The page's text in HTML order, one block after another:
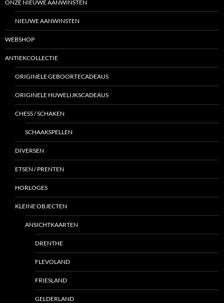
ONZE NIEUWE AANWINSTEN
NIEUWE AANWINSTEN
WEBSHOP
ANTIEKCOLLECTIE
ORIGINELE GEBOORTECADEAUS
ORIGINELE HUWELIJKSCADEAUS
CHESS / SCHAKEN
SCHAAKSPELLEN
DIVERSEN
ETSEN / PRENTEN
HORLOGES
KLEINE OBJECTEN
ANSICHTKAARTEN
DRENTHE
FLEVOLAND
FRIESLAND
GELDERLAND